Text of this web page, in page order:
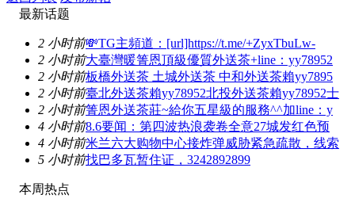
最新话题
2 小时前💸TG主頻道：[url]https://t.me/+ZyxTbuLw-
2 小时前大臺灣暖箐恩頂級優質外送茶+line：yy78952
2 小时前板橋外送茶 土城外送茶 中和外送茶賴yy7895
2 小时前臺北外送茶賴yy78952北投外送茶賴yy78952士
2 小时前箐恩外送茶莊~給你五星級的服務^^加line：y
4 小时前8.6要闻：第四波热浪袭卷全意27城发红色预
4 小时前米兰六大购物中心接炸弹威胁紧急疏散，线索
5 小时前找巴多瓦暂住证，3242892899
本周热点